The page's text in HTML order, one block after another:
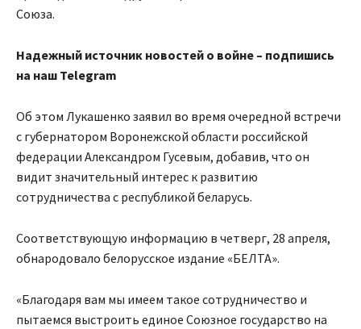
Союза.
Надежный источник новостей о войне – подпишись
на наш Telegram
Об этом Лукашенко заявил во время очередной встречи
с губернатором Воронежской области российской
федерации Александром Гусевым, добавив, что он
видит значительный интерес к развитию
сотрудничества с республикой беларусь.
Соответствующую информацию в четверг, 28 апреля,
обнародовало белорусское издание «БЕЛТА».
«Благодаря вам мы имеем такое сотрудничество и
пытаемся выстроить единое Союзное государство на